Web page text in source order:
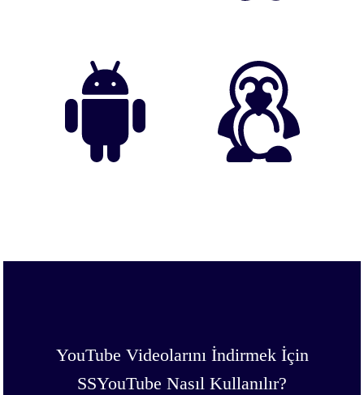
YouTube Videolarını İndirmek İçin
SSYouTube Nasıl Kullanılır?